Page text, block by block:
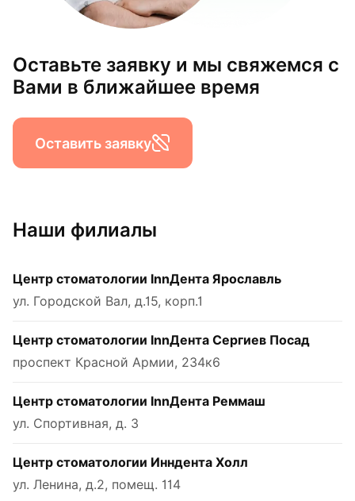
Оставьте заявку и мы свяжемся с
Вами в ближайшее время
Оставить заявку
Наши филиалы
Центр стоматологии InnДента Ярославль
ул. Городской Вал, д.15, корп.1
Центр стоматологии InnДента Сергиев Посад
проспект Красной Армии, 234к6
Центр стоматологии InnДента Реммаш
ул. Спортивная, д. 3
Центр стоматологии Инндента Холл
ул. Ленина, д.2, помещ. 114